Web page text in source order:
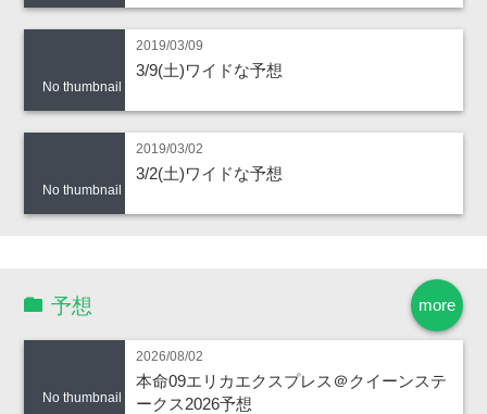
No thumbnail
2019/03/09
3/9(土)ワイドな予想
No thumbnail
2019/03/02
3/2(土)ワイドな予想
more
予想
No thumbnail
2026/08/02
本命09エリカエクスプレス＠クイーンステ
ークス2026予想